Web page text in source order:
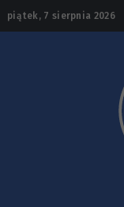
piątek, 7 sierpnia 2026